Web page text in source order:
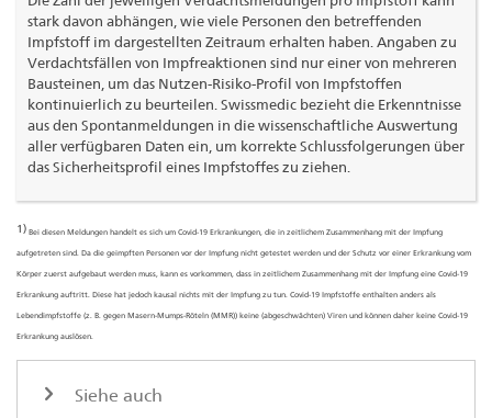
stark davon abhängen, wie viele Personen den betreffenden
Impfstoff im dargestellten Zeitraum erhalten haben. Angaben zu
Verdachtsfällen von Impfreaktionen sind nur einer von mehreren
Bausteinen, um das Nutzen-Risiko-Profil von Impfstoffen
kontinuierlich zu beurteilen. Swissmedic bezieht die Erkenntnisse
aus den Spontanmeldungen in die wissenschaftliche Auswertung
aller verfügbaren Daten ein, um korrekte Schlussfolgerungen über
das Sicherheitsprofil eines Impfstoffes zu ziehen.
1) Bei diesen Meldungen handelt es sich um Covid-19 Erkrankungen, die in zeitlichem Zusammenhang mit der Impfung
aufgetreten sind. Da die geimpften Personen vor der Impfung nicht getestet werden und der Schutz vor einer Erkrankung vom
Körper zuerst aufgebaut werden muss, kann es vorkommen, dass in zeitlichem Zusammenhang mit der Impfung eine Covid-19
Erkrankung auftritt. Diese hat jedoch kausal nichts mit der Impfung zu tun. Covid-19 Impfstoffe enthalten anders als
Lebendimpfstoffe (z. B. gegen Masern-Mumps-Röteln (MMR)) keine (abgeschwächten) Viren und können daher keine Covid-19
Erkrankung auslösen.
Siehe auch